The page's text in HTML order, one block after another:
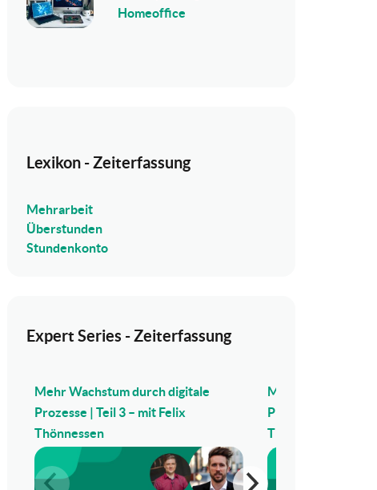
Homeoffice
Lexikon - Zeiterfassung
Mehrarbeit
Überstunden
Stundenkonto
Expert Series - Zeiterfassung
Mehr Wachstum durch digitale
Prozesse | Teil 3 – mit Felix
Thönnessen
Mehr Wachstum
Prozesse | Teil 2 –
Thönnessen